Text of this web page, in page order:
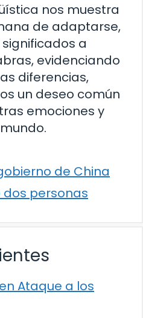
nos muestra
de adaptarse,
a
evidenciando
diferencias,
un deseo común
emociones y
de China
personas
Ataque a los